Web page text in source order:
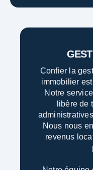
Confier la
immobilier
Notre
libère de
Nous nous
revenus